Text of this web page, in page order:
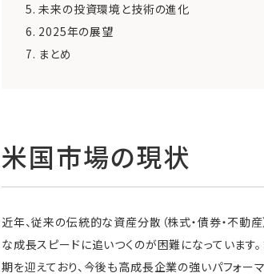
5. 未来の投資環境と技術の進化
6. 2025年の展望
7. まとめ
米国市場の現状
近年、従来の伝統的な資産分散（株式・債券・不
な成長スピードに追いつくのが困難になっています
期を迎えており、今後も高成長企業の強いパフォー